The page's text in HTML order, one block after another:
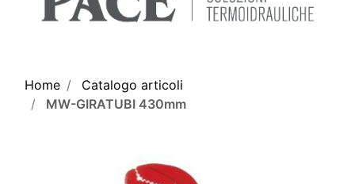
Home
Catalogo articoli
MW-GIRATUBI 430mm